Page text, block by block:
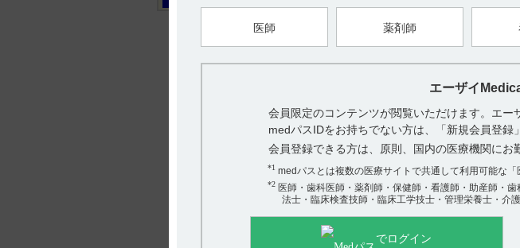
医師 薬剤師
エーザイ
会員限定のコンテンツが閲覧いただけます。エー
medパスIDをお持ちでない方は、「新規会員登録
会員登録できる方は、原則、国内の医療機関にお
*1medパスとは複数の医療サイトで共通して利用可能な「
*2医師・歯科医師・薬剤師・保健師・看護師・助産師・
法士・臨床検査技師・臨床工学技士・管理栄養士・介
でログイン
【更新年月】
2023年2月
アンケート:ご意見
役に立った
役に立たなかった